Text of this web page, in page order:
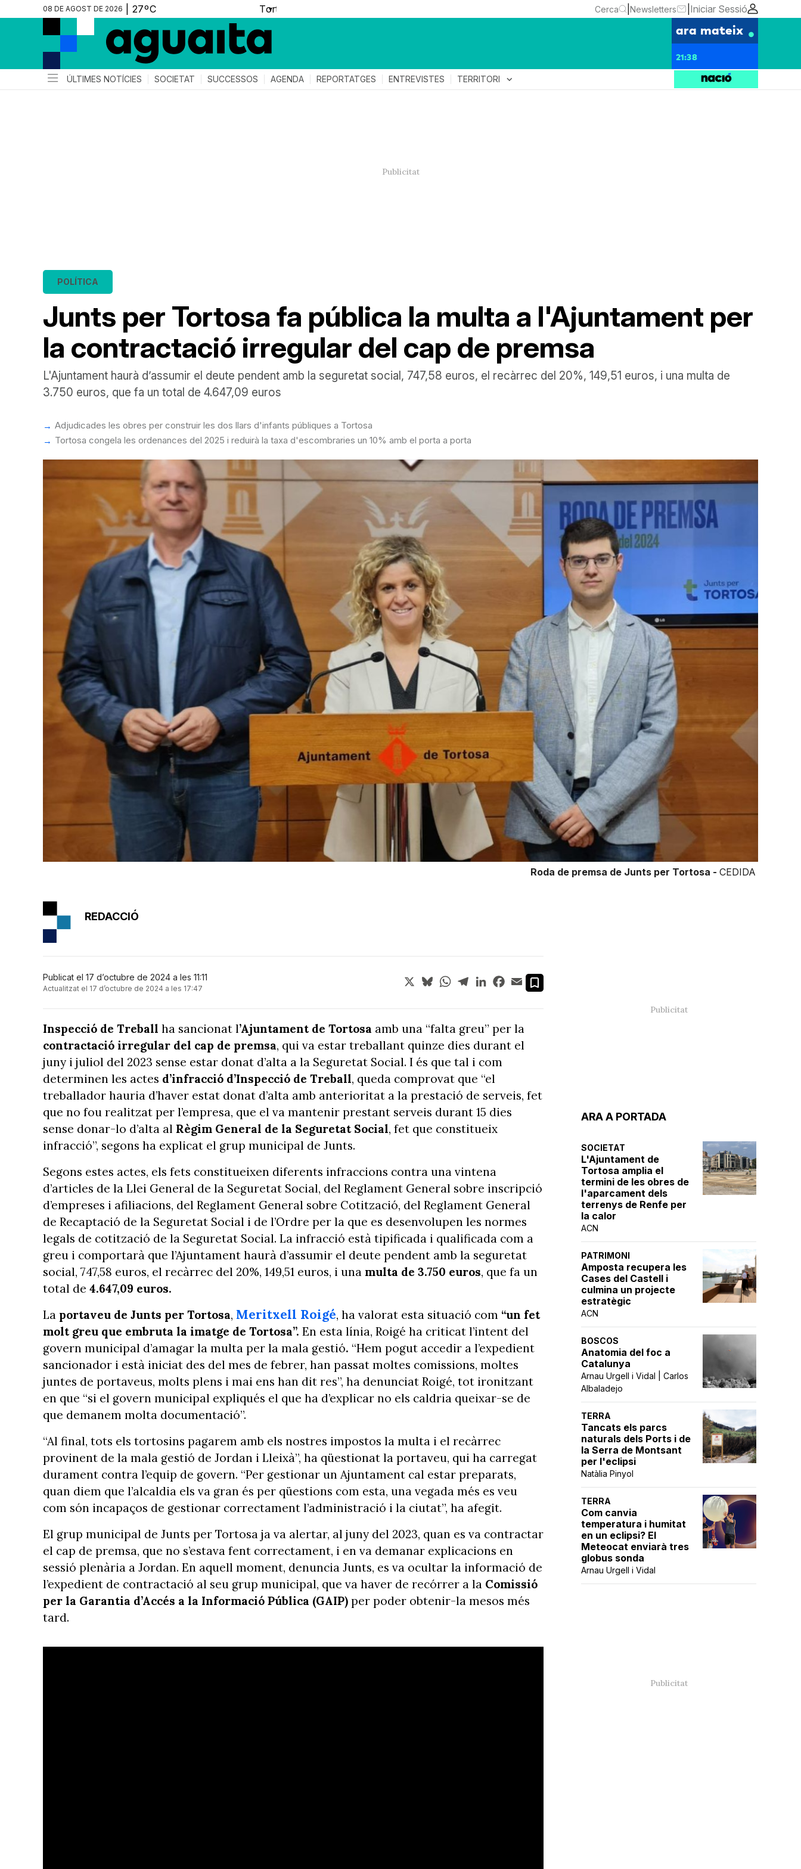
08 DE AGOST DE 2026 ▼ Cerca Newsletters Iniciar Sessió
ara mateix
21:38
ÚLTIMES NOTÍCIES SOCIETAT SUCCESSOS AGENDA REPORTATGES ENTREVISTES TERRITORI expand_more
Junts per Tortosa fa pública la multa a l'Ajuntament per
la contractació irregular del cap de premsa
POLÍTICA
L'Ajuntament haurà d’assumir el deute pendent amb la seguretat social, 747,58 euros, el recàrrec del 20%, 149,51 euros, i una multa de
3.750 euros, que fa un total de 4.647,09 euros
Adjudicades les obres per construir les dos llars d'infants públiques a Tortosa
Tortosa congela les ordenances del 2025 i reduirà la taxa d'escombraries un 10% amb el porta a porta
Roda de premsa de Junts per Tortosa - CEDIDA
ARA A PORTADA
SOCIETAT
L'Ajuntament de
Tortosa amplia el
termini de les obres de
l'aparcament dels
terrenys de Renfe per
la calor
ACN
PATRIMONI
Amposta recupera les
Cases del Castell i
culmina un projecte
estratègic
ACN
BOSCOS
Anatomia del foc a
Catalunya
Arnau Urgell i Vidal | Carlos
Albaladejo
TERRA
Tancats els parcs
naturals dels Ports i de
la Serra de Montsant
per l'eclipsi
Natàlia Pinyol
TERRA
Com canvia
temperatura i humitat
en un eclipsi? El
Meteocat enviarà tres
globus sonda
Arnau Urgell i Vidal
REDACCIÓ
Publicat el 17 d’octubre de 2024 a les 11:11
Actualitzat el 17 d’octubre de 2024 a les 17:47
X BlueskyWhatsApp
TelegramLinkedInFacebook
Email
Inspecció de Treball ha sancionat l’Ajuntament de Tortosa amb una “falta greu” per la
contractació irregular del cap de premsa, qui va estar treballant quinze dies durant el
juny i juliol del 2023 sense estar donat d’alta a la Seguretat Social. I és que tal i com
determinen les actes d’infracció d’Inspecció de Treball, queda comprovat que “el
treballador hauria d’haver estat donat d’alta amb anterioritat a la prestació de serveis, fet
que no fou realitzat per l’empresa, que el va mantenir prestant serveis durant 15 dies
sense donar-lo d’alta al Règim General de la Seguretat Social, fet que constitueix
infracció”, segons ha explicat el grup municipal de Junts.
Segons estes actes, els fets constitueixen diferents infraccions contra una vintena
d’articles de la Llei General de la Seguretat Social, del Reglament General sobre inscripció
d’empreses i afiliacions, del Reglament General sobre Cotització, del Reglament General
de Recaptació de la Seguretat Social i de l’Ordre per la que es desenvolupen les normes
legals de cotització de la Seguretat Social. La infracció està tipificada i qualificada com a
greu i comportarà que l’Ajuntament haurà d’assumir el deute pendent amb la seguretat
social, 747,58 euros, el recàrrec del 20%, 149,51 euros, i una multa de 3.750 euros, que fa un
total de 4.647,09 euros.
La portaveu de Junts per Tortosa, Meritxell Roigé, ha valorat esta situació com “un fet
molt greu que embruta la imatge de Tortosa”. En esta línia, Roigé ha criticat l’intent del
govern municipal d’amagar la multa per la mala gestió. “Hem pogut accedir a l’expedient
sancionador i està iniciat des del mes de febrer, han passat moltes comissions, moltes
juntes de portaveus, molts plens i mai ens han dit res”, ha denunciat Roigé, tot ironitzant
en que “si el govern municipal expliqués el que ha d’explicar no els caldria queixar-se de
que demanem molta documentació”.
“Al final, tots els tortosins pagarem amb els nostres impostos la multa i el recàrrec
provinent de la mala gestió de Jordan i Lleixà”, ha qüestionat la portaveu, qui ha carregat
durament contra l’equip de govern. “Per gestionar un Ajuntament cal estar preparats,
quan diem que l’alcaldia els va gran és per qüestions com esta, una vegada més es veu
com són incapaços de gestionar correctament l’administració i la ciutat”, ha afegit.
El grup municipal de Junts per Tortosa ja va alertar, al juny del 2023, quan es va contractar
el cap de premsa, que no s’estava fent correctament, i en va demanar explicacions en
sessió plenària a Jordan. En aquell moment, denuncia Junts, es va ocultar la informació de
l’expedient de contractació al seu grup municipal, que va haver de recórrer a la Comissió
per la Garantia d’Accés a la Informació Pública (GAIP) per poder obtenir-la mesos més
tard.